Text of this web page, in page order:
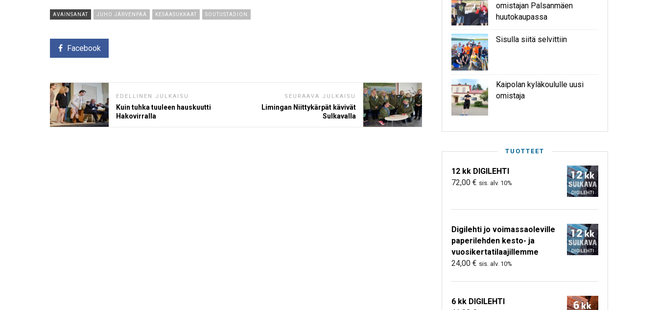
AVAINSANAT JUHO JÄRVENPÄÄ KESÄASUKKAAT SOUTUSTADION
Facebook
EDELLINEN JULKAISU
Kuin tuhka tuuleen hauskuutti
Hakovirralla
SEURAAVA JULKAISU
Limingan Niittykärpät kävivät
Sulkavalla
omistajan Palsanmäen
huutokaupassa
Sisulla siitä selvittiin
Kaipolan kyläkoululle uusi
omistaja
TUOTTEET
12 kk DIGILEHTI
72,00 € sis. alv. 10%
Digilehti jo voimassaoleville
paperilehden kesto- ja
vuosikertatilaajillemme
24,00 € sis. alv. 10%
6 kk DIGILEHTI